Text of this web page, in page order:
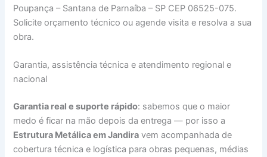
Poupança – Santana de Parnaíba – SP CEP 06525-075.
Solicite orçamento técnico ou agende visita e resolva a sua
obra.
Garantia, assistência técnica e atendimento regional e
nacional
Garantia real e suporte rápido: sabemos que o maior
medo é ficar na mão depois da entrega — por isso a
Estrutura Metálica em Jandira vem acompanhada de
cobertura técnica e logística para obras pequenas, médias